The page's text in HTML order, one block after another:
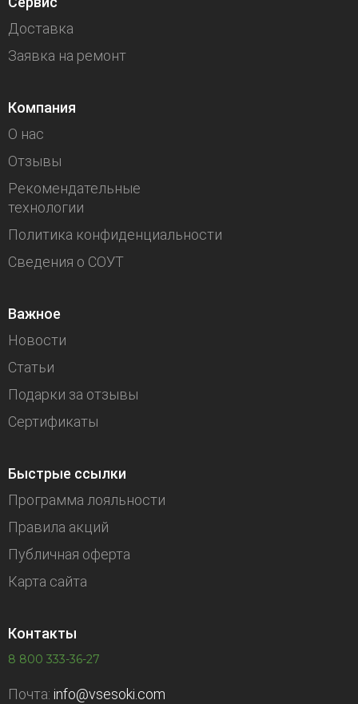
Доставка
Заявка на ремонт
Компания
О нас
Отзывы
Рекомендательные
технологии
Политика конфиденциальности
Сведения о СОУТ
Важное
Новости
Статьи
Подарки за отзывы
Сертификаты
Быстрые ссылки
Программа лояльности
Правила акций
Публичная оферта
Карта сайта
Контакты
8 800 333-36-27
Почта: info@vsesoki.com